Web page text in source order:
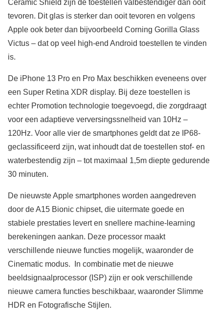
Ceramic Shield zijn de toestellen valbestendiger dan ooit
tevoren. Dit glas is sterker dan ooit tevoren en volgens
Apple ook beter dan bijvoorbeeld Corning Gorilla Glass
Victus – dat op veel high-end Android toestellen te vinden
is.
De iPhone 13 Pro en Pro Max beschikken eveneens over
een Super Retina XDR display. Bij deze toestellen is
echter Promotion technologie toegevoegd, die zorgdraagt
voor een adaptieve verversingssnelheid van 10Hz –
120Hz. Voor alle vier de smartphones geldt dat ze IP68-
geclassificeerd zijn, wat inhoudt dat de toestellen stof- en
waterbestendig zijn – tot maximaal 1,5m diepte gedurende
30 minuten.
De nieuwste Apple smartphones worden aangedreven
door de A15 Bionic chipset, die uitermate goede en
stabiele prestaties levert en snellere machine-learning
berekeningen aankan. Deze processor maakt
verschillende nieuwe functies mogelijk, waaronder de
Cinematic modus. In combinatie met de nieuwe
beeldsignaalprocessor (ISP) zijn er ook verschillende
nieuwe camera functies beschikbaar, waaronder Slimme
HDR en Fotografische Stijlen.